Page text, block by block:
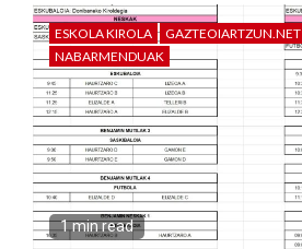
ESKOLA KIROLA
GAZTEOIARTZUN.NET
NABARMENDUAK
1 min read